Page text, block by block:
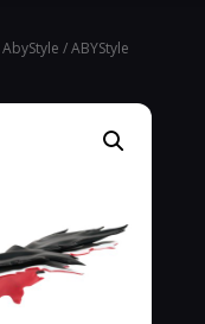
AbyStyle / ABYStyle